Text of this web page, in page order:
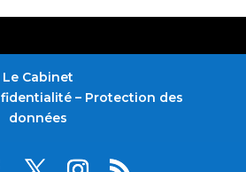
Le Cabinet
– Protection des
données